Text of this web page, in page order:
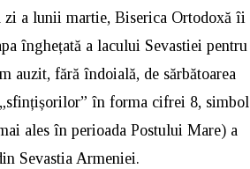
zi a lunii martie, Biserica Ortodoxă îi
înghețată a lacului Sevastiei pentru
fără îndoială, de sărbătoarea
în forma cifrei 8, simbol
ales în perioada Postului Mare) a
Sevastia Armeniei.